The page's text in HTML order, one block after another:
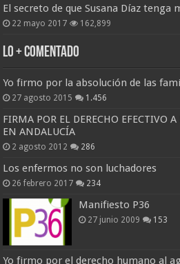
El secreto de que Susana Díaz tenga
22 mayo 2017 162,899
Lo + Comentado
Yo firmo por la absolución de las
27 agosto 2015 1.456
FIRMA POR EL DERECHO EFECTIVO
EN ANDALUCÍA
2 agosto 2012 286
Los enfermos no son luchadores
26 febrero 2017 234
Manifiesto P36
27 junio 2009 153
Yo firmo por el derecho humano al